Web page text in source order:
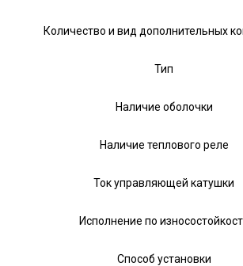
Количество и вид дополнительных
Тип
Наличие оболочки
Наличие теплового реле
Ток управляющей катушки
Исполнение по
Способ установки